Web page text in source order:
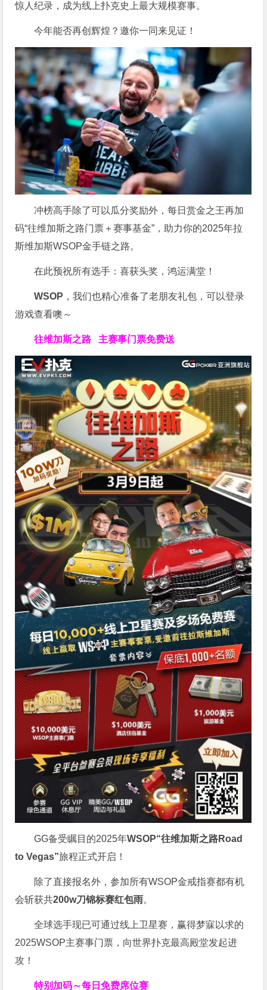
惊人纪录，成为线上扑克史上最大规模赛事。
今年能否再创辉煌？邀你一同来见证！
冲榜高手除了可以瓜分奖励外，每日赏金之王再加
码“往维加斯之路门票＋赛事基金”，助力你的2025年拉
斯维加斯WSOP金手链之路。
在此预祝所有选手：喜获头奖，鸿运满堂！
WSOP ，我们也精心准备了老朋友礼包，可以登录
游戏查看噢～
往维加斯之路 主赛事门票免费送
GG备受瞩目的2025年WSOP“往维加斯之路Road
to Vegas”旅程正式开启！
除了直接报名外，参加所有WSOP金戒指赛都有机
会斩获共200w刀锦标赛红包雨。
全球选手现已可通过线上卫星赛，赢得梦寐以求的
2025WSOP主赛事门票，向世界扑克最高殿堂发起进
攻！
特别加码～每日免费席位赛